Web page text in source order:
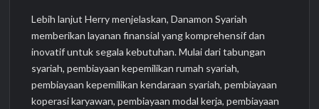
Lebih lanjut Herry menjelaskan, Danamon Syariah
memberikan layanan finansial yang komprehensif dan
inovatif untuk segala kebutuhan. Mulai dari tabungan
syariah, pembiayaan kepemilikan rumah syariah,
pembiayaan kepemilikan kendaraan syariah, pembiayaan
koperasi karyawan, pembiayaan modal kerja, pembiayaan